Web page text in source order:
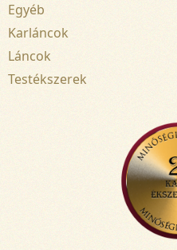
Egyéb
Karláncok
Láncok
Testékszerek